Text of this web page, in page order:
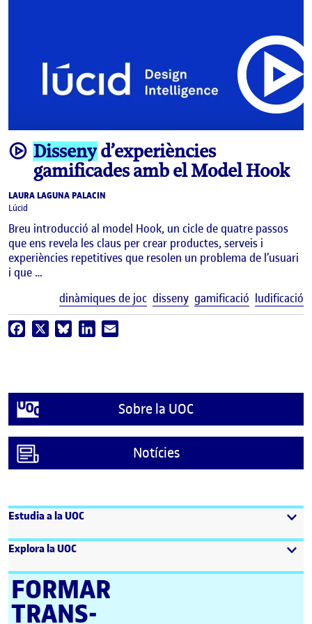
videoDissenyd’experiències
gamificades amb el Model Hook
LAURA LAGUNA PALACIN
Lúcid
Breu introducció al model Hook, un cicle de quatre passos
que ens revela les claus per crear productes, serveis i
experiències repetitives que resolen un problema de l’usuari
i que …
dinàmiques de joc disseny gamificació ludificació
Facebook BlueskyLinkedIn
Sobre la UOC
Notícies
Estudia a la UOC
Explora la UOC
FORMAR
TRANS­